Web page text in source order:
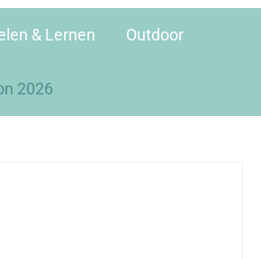
& Lernen Outdoor
2026